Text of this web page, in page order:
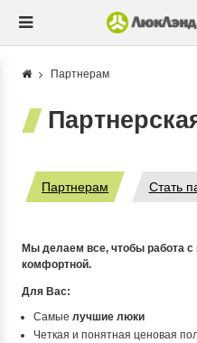
Партнерам
Партнерам Стать
Мы делаем все, чтобы работа
комфортной.
Для Вас:
Самыелучшие люки
Четкая и понятная ценовая